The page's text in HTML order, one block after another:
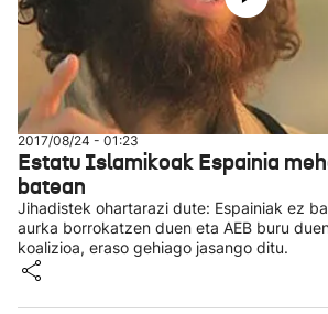
2017/08/24 - 01:23
Estatu Islamikoak Espainia
batean
Jihadistek ohartarazi dute: Espainiak ez
aurka borrokatzen duen eta AEB buru
koalizioa, eraso gehiago jasango ditu.